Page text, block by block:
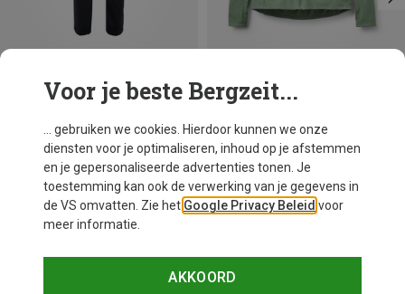
Maten
Dames Wintry V Broek
€ 109,40
S M L XL
Je bespaart 29%
Voor je beste Bergzeit...
... gebruiken we cookies. Hierdoor kunnen we onze
diensten voor je optimaliseren, inhoud op je afstemmen
en je gepersonaliseerde advertenties tonen. Je
toestemming kan ook de verwerking van je gegevens in
de VS omvatten. Zie het Google Privacy Beleid voor
meer informatie.
AKKOORD